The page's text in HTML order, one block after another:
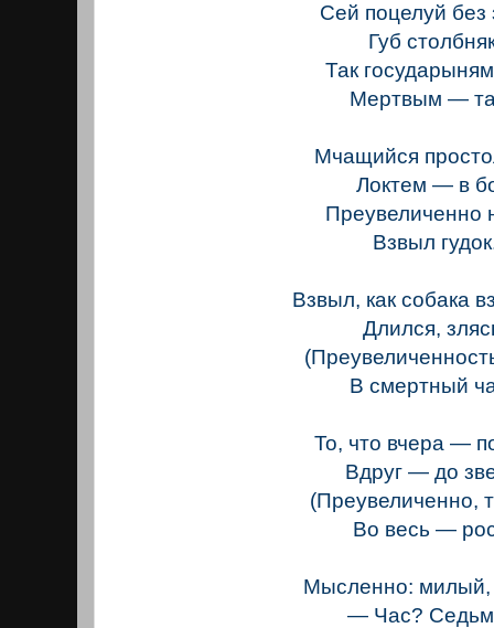
Сей поцелуй без
Губ
Так
Мертвым —
Мчащийся
Локтем — в
Преувеличенно
Взвыл
Взвыл, как собака
Длился,
В смертный
То, что вчера —
Вдруг — до
(Преувеличенно,
Во весь —
Мысленно:
— Час?